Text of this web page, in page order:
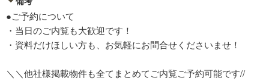
●ご予約について
・当日のご内覧も大歓迎です！
・資料だけほしい方も、お気軽にお問合せくださいませ！
＼＼他社様掲載物件も全てまとめてご内覧ご予約可能です//